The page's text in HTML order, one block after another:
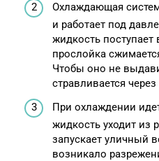
Охлаждающая
и работает под
жидкость поступает
прослойка
Чтобы оно не
стравливается
При охлаждении
жидкость уходит из
запускает уличный
возникало